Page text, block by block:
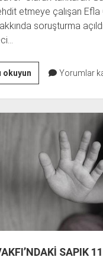
etmeye çalışan Efla
soruşturma
okuyunSAHTE
SAVCIYA
SORUŞTURMA
AÇILDI
Yorumlar
SAPIK